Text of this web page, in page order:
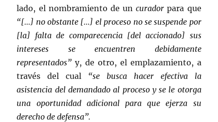
lado, el nombramiento de uncurador para que
“[…] no obstante […] el proceso no se suspende por
[la] falta de comparecencia [del accionado] sus
intereses se encuentren debidamente
representados” y, de otro, el emplazamiento, a
través del cual “se busca hacer efectiva la
asistencia del demandado al proceso y se le otorga
una oportunidad adicional para que ejerza su
derecho de defensa”.